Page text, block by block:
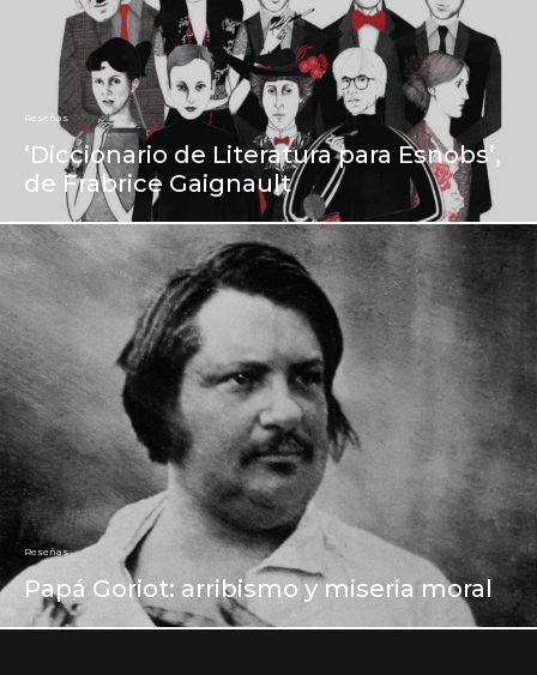
Reseñas
‘Diccionario de Literatura para Esnobs’,
de Frabrice Gaignault
Reseñas
Papá Goriot: arribismo y miseria moral